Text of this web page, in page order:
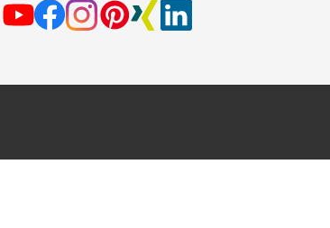
innerhalb Deutschlands